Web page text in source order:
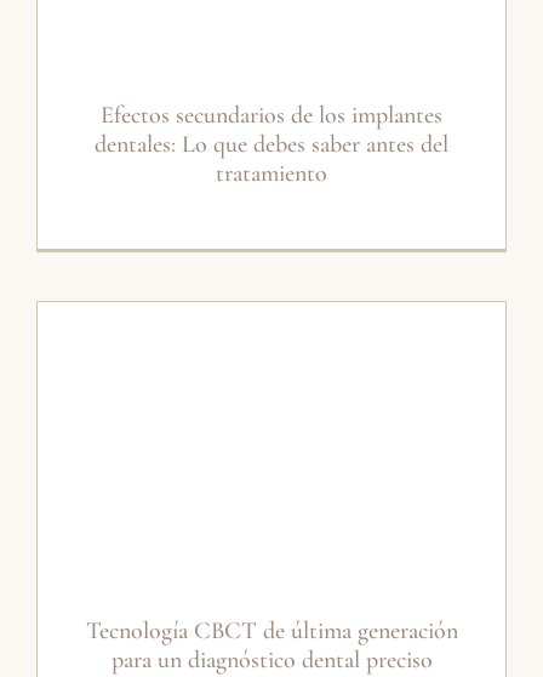
Efectos secundarios de los implantes
dentales: Lo que debes saber antes del
tratamiento
Tecnología CBCT de última generación
para un diagnóstico dental preciso